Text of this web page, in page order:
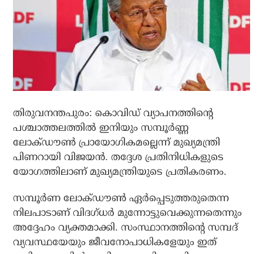
തിരുവനന്തപുരം: കൊവിഡ് വ്യാപനത്തിന്റെ
പശ്ചാത്തലത്തില്‍ ഇനിയും സമ്പൂര്‍ണ്ണ
ലോക്ഡൗണ്‍ പ്രായോഗികമല്ലെന്ന് മുഖ്യമന്ത്രി
പിണറായി വിജയന്‍. തദ്ദേശ പ്രതിനിധികളുടെ
യോഗത്തിലാണ് മുഖ്യമന്ത്രിയുടെ പ്രതികരണം.
സമ്പൂര്‍ണ ലോക്ഡൗണ്‍ ഏര്‍പ്പെടുത്തരുതെന്ന
നിലപാടാണ് വിദഗ്ധര്‍ മുന്നോട്ടുവെക്കുന്നതെന്നും
അദ്ദേഹം വ്യക്തമാക്കി. സംസ്ഥാനത്തിന്റെ സമ്പദ്
വ്യവസ്ഥയേയും ജീവനോപാധികളേയും ഇത്